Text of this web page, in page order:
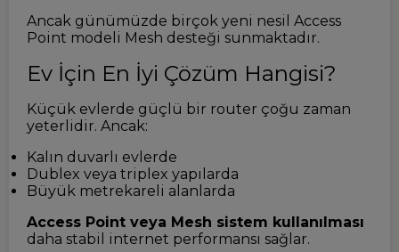
Ancak günümüzde birçok yeni nesil Access
Point modeli Mesh desteği sunmaktadır.
Ev İçin En İyi Çözüm Hangisi?
Küçük evlerde güçlü bir router çoğu zaman
yeterlidir. Ancak:
Kalın duvarlı evlerde
Dublex veya triplex yapılarda
Büyük metrekareli alanlarda
Access Point veya Mesh sistem kullanılması
daha stabil internet performansı sağlar.